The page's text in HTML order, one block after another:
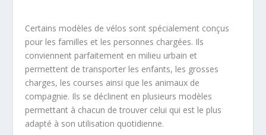
Certains modèles de vélos sont spécialement conçus
pour les familles et les personnes chargées. Ils
conviennent parfaitement en milieu urbain et
permettent de transporter les enfants, les grosses
charges, les courses ainsi que les animaux de
compagnie. Ils se déclinent en plusieurs modèles
permettant à chacun de trouver celui qui est le plus
adapté à son utilisation quotidienne.